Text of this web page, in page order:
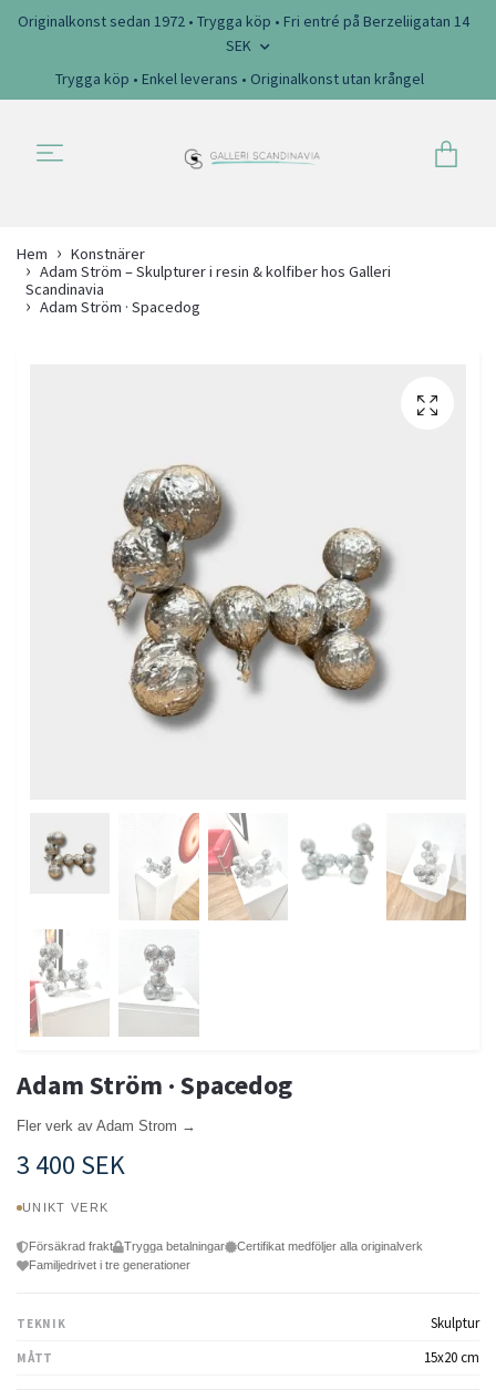
Originalkonst sedan 1972 • Trygga köp • Fri entré på Berzeliigatan 14
SEK
Trygga köp • Enkel leverans • Originalkonst utan krångel
Hem
Konstnärer
Adam Ström – Skulpturer i resin & kolfiber hos Galleri
Scandinavia
Adam Ström · Spacedog
Adam Ström · Spacedog
Fler verk av Adam Strom →
3 400 SEK
UNIKT VERK
Försäkrad frakt Trygga betalningar
Certifikat medföljer alla originalverk
Familjedrivet i tre generationer
TEKNIK Skulptur
MÅTT 15x20 cm